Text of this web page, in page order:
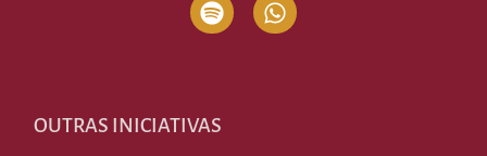
OUTRAS INICIATIVAS